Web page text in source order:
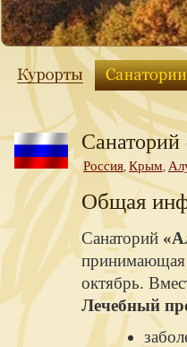
Россия, Крым,
Общая
Санаторий
принимающая
октябрь.
Лечебный